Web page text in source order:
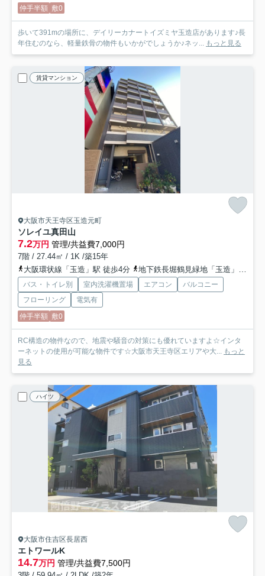
仲手半額 敷0
歩いて391mの場所に、デイリーカナートイズミヤ玉造店があります♪長
年住むのなら、軽量鉄骨の物件もいかがでしょうか♪ネッ...
もっと見る
賃貸マンション
大阪市天王寺区玉造元町
ソレイユ真田山
7.2万円 管理/共益費7,000円
7階 / 27.44㎡ / 1K /築15年
大阪環状線「玉造」駅 徒歩4分
地下鉄長堀鶴見緑地「玉造」駅 徒歩4分
バス・トイレ別 室内洗濯機置場 エアコン
バルコニー
フローリング
電気有
仲手半額 敷0
RC構造の物件なので、地震や騒音の対策にも優れていますよ☆インタ
ーネットの使用が可能な物件です☆大阪市天王寺区エリアや大...
もっと
見る
ハイツ
大阪市住吉区長居西
エトワールK
14.7万円 管理/共益費7,500円